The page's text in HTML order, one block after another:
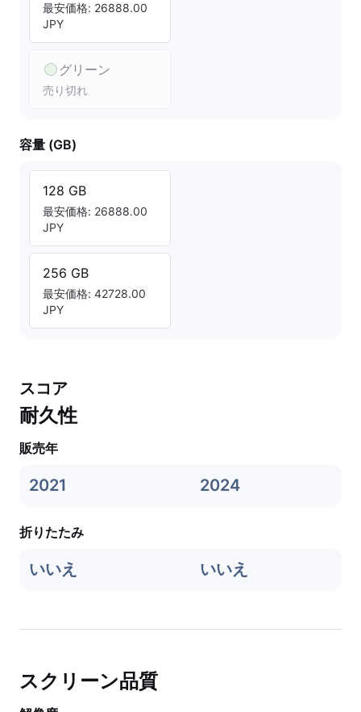
最安価格: 26888.00
JPY
グリーン
売り切れ
容量 (GB)
128 GB
最安価格: 26888.00
JPY
256 GB
最安価格: 42728.00
JPY
スコア
耐久性
販売年
2021 2024
折りたたみ
いいえ いいえ
スクリーン品質